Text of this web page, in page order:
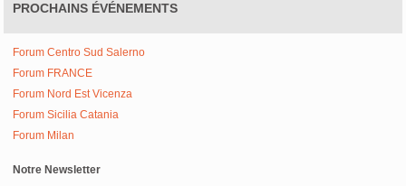
PROCHAINS ÉVÉNEMENTS
Forum Centro Sud Salerno
Forum FRANCE
Forum Nord Est Vicenza
Forum Sicilia Catania
Forum Milan
Notre Newsletter